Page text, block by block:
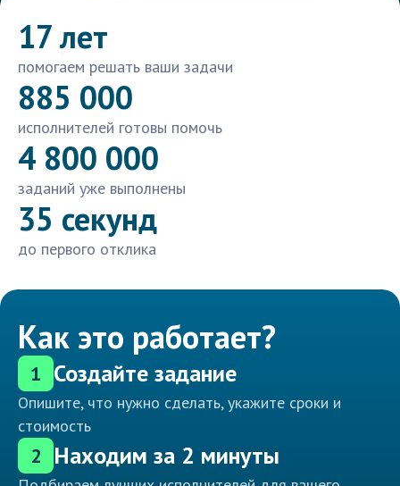
17 лет
помогаем решать ваши задачи
885 000
исполнителей готовы помочь
4 800 000
заданий уже выполнены
35 секунд
до первого отклика
Как это работает?
1 Создайте задание
Опишите, что нужно сделать, укажите сроки и
стоимость
2 Находим за 2 минуты